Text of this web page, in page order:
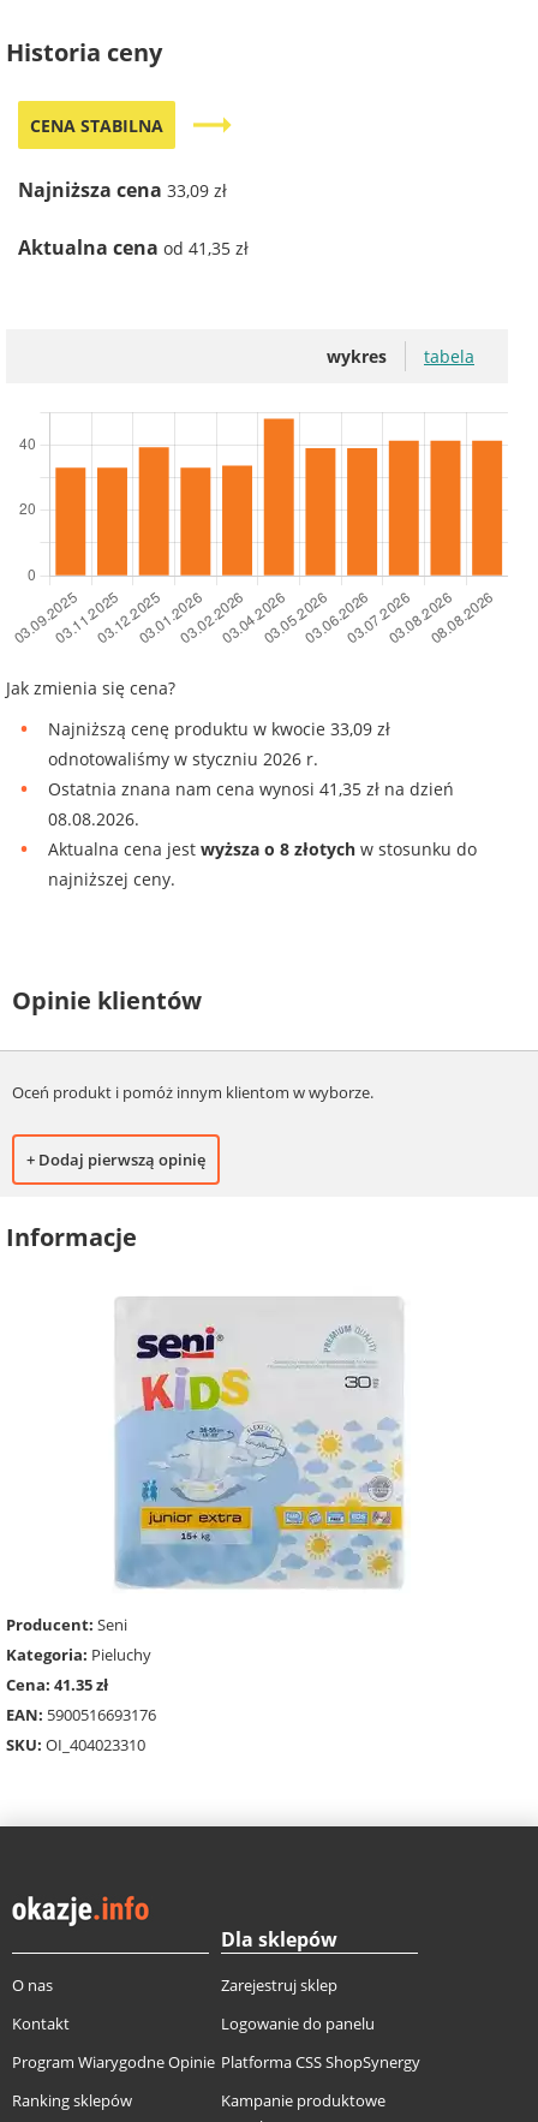
Historia ceny
CENA STABILNA trending_flat
Najniższa cena 33,09 zł
Aktualna cena od 41,35 zł
wykres tabela
Jak zmienia się cena?
Najniższą cenę produktu w kwocie 33,09 zł
odnotowaliśmy w styczniu 2026 r.
Ostatnia znana nam cena wynosi 41,35 zł na dzień
08.08.2026.
Aktualna cena jest wyższa o 8 złotych w stosunku do
najniższej ceny.
Opinie klientów
Oceń produkt i pomóż innym klientom w wyborze.
+ Dodaj pierwszą opinię
Informacje
Producent: Seni
Kategoria: Pieluchy
Cena: 41.35 zł
EAN: 5900516693176
SKU: OI_404023310
O nas
Kontakt
Program Wiarygodne Opinie
Ranking sklepów
Dla sklepów
Zarejestruj sklep
Logowanie do panelu
Platforma CSS ShopSynergy
Kampanie produktowe